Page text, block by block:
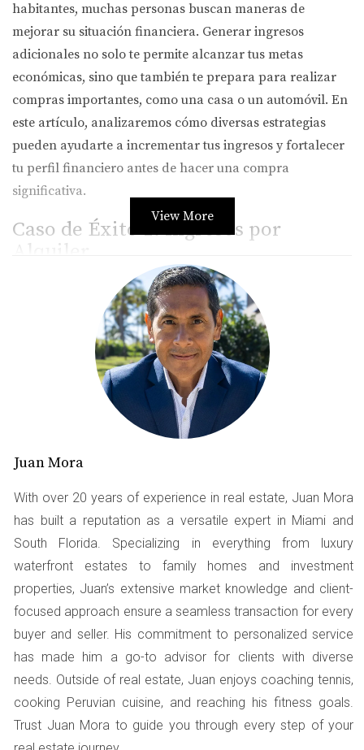
habitantes, muchas personas buscan maneras de
mejorar su situación financiera. Generar ingresos
adicionales no solo te permite alcanzar tus metas
económicas, sino que también te prepara para realizar
compras importantes, como una casa o un automóvil. En
este artículo, analizaremos cómo diversas estrategias
pueden ayudarte a incrementar tus ingresos y fortalecer
tu perfil financiero antes de hacer una compra
significativa.
Caso de Éxito 1: Ingresos por
Alquiler
Una de las formas más efectivas de generar ingresos
adicionales en Miami es a través del alquiler de
propiedades. Imagina a Laura, una joven profesional que
decidió alquilar una habitación en su apartamento. No
solo le ayudó a cubrir sus gastos mensuales, sino que
también le permitió ahorrar para un pago inicial en su
futura casa. Laura utilizó plataformas como Airbnb para
listar su habitación y rápidamente encontró inquilinos.
Con cada reserva, no solo generaba ingresos extras, sino
mundo. Este ingreso adicional le dio la confianza
necesaria para solicitar un préstamo hipotecario con
mejores condiciones, lo que facilitó su compra.
Caso de Éxito 2: Freelancing
Creativo
Otro ejemplo inspirador es el de Carlos, un diseñador
gráfico que decidió combinar su pasión con la
generación de ingresos adicionales. Carlos comenzó a
ofrecer sus servicios como freelancer en plataformas
digitales mientras trabajaba a tiempo completo. Al
View More
Juan Mora
With over 20 years of experience in real estate, Juan Mora
has built a reputation as a versatile expert in Miami and
South Florida. Specializing in everything from luxury
waterfront estates to family homes and investment
properties, Juan’s extensive market knowledge and client-
focused approach ensure a seamless transaction for every
buyer and seller. His commitment to personalized service
has made him a go-to advisor for clients with diverse
needs. Outside of real estate, Juan enjoys coaching tennis,
cooking Peruvian cuisine, and reaching his fitness goals.
Trust Juan Mora to guide you through every step of your